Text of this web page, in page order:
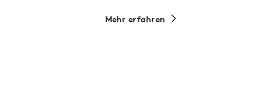
Mehr erfahren